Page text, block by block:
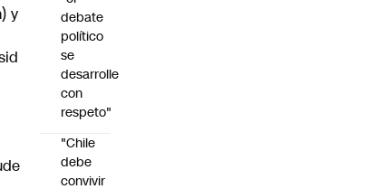
y
debate
político
se
desarrolle
con
respeto"
"Chile
debe
convivir